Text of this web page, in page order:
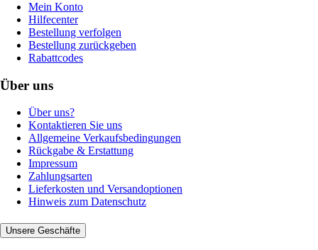
Mein Konto
Hilfecenter
Bestellung verfolgen
Bestellung zurückgeben
Rabattcodes
Über uns
Über uns?
Kontaktieren Sie uns
Allgemeine Verkaufsbedingungen
Rückgabe & Erstattung
Impressum
Zahlungsarten
Lieferkosten und Versandoptionen
Hinweis zum Datenschutz
Unsere Geschäfte